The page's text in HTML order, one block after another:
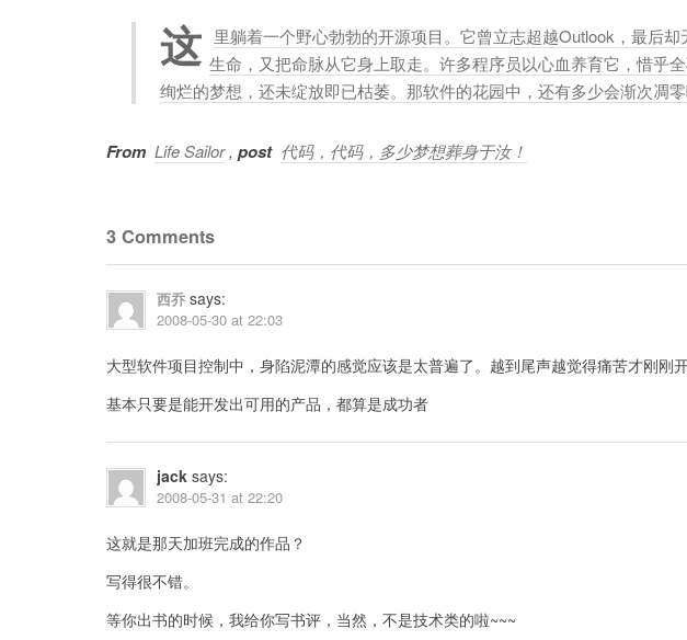
这 里躺着一个野心勃勃的开源项目。它曾立志超越Outlook，最后
生命，又把命脉从它身上取走。许多程序员以心血养育它，惜乎
绚烂的梦想，还未绽放即已枯萎。那软件的花园中，还有多少会渐次凋零
From Life Sailor , post 代码，代码，多少梦想葬身于汝！
3 Comments
西乔 says:
2008-05-30 at 22:03
大型软件项目控制中，身陷泥潭的感觉应该是太普遍了。越到尾声越觉得痛苦才刚刚开
基本只要是能开发出可用的产品，都算是成功者
jack says:
2008-05-31 at 22:20
这就是那天加班完成的作品？
写得很不错。
等你出书的时候，我给你写书评，当然，不是技术类的啦~~~